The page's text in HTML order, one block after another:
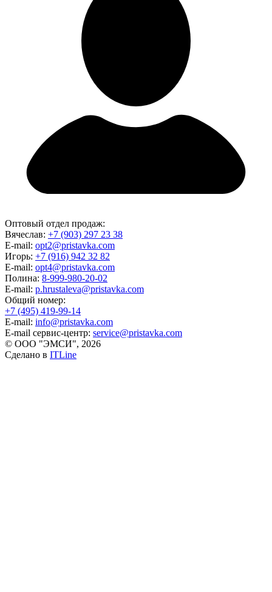
Оптовый отдел продаж:
Вячеслав: +7 (903) 297 23 38
E-mail: opt2@pristavka.com
Игорь: +7 (916) 942 32 82
E-mail: opt4@pristavka.com
Полина: 8-999-980-20-02
E-mail: p.hrustaleva@pristavka.com
Общий номер:
+7 (495) 419-99-14
E-mail: info@pristavka.com
E-mail сервис-центр: service@pristavka.com
© ООО "ЭМСИ", 2026
Сделано в ITLine